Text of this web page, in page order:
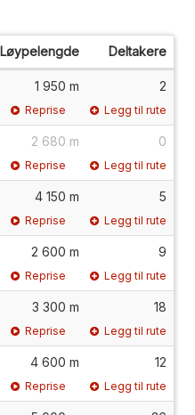
Løypelengde Deltakere
1 950 m 2
Reprise Legg til rute
2 680 m 0
Reprise Legg til rute
4 150 m 5
Reprise Legg til rute
2 600 m 9
Reprise Legg til rute
3 300 m 18
Reprise Legg til rute
4 600 m 12
Reprise Legg til rute